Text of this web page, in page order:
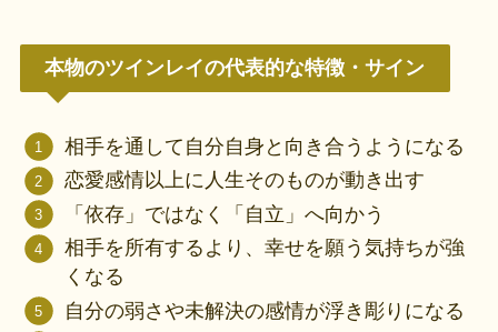
本物のツインレイの代表的な特徴・サイン
相手を通して自分自身と向き合うようになる
恋愛感情以上に人生そのものが動き出す
「依存」ではなく「自立」へ向かう
相手を所有するより、幸せを願う気持ちが強
くなる
自分の弱さや未解決の感情が浮き彫りになる